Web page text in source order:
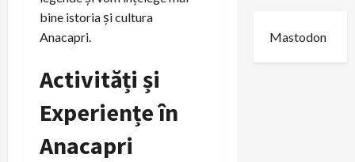
bine istoria și cultura
Anacapri.
Activități și
Experiențe în
Anacapri
Mastodon